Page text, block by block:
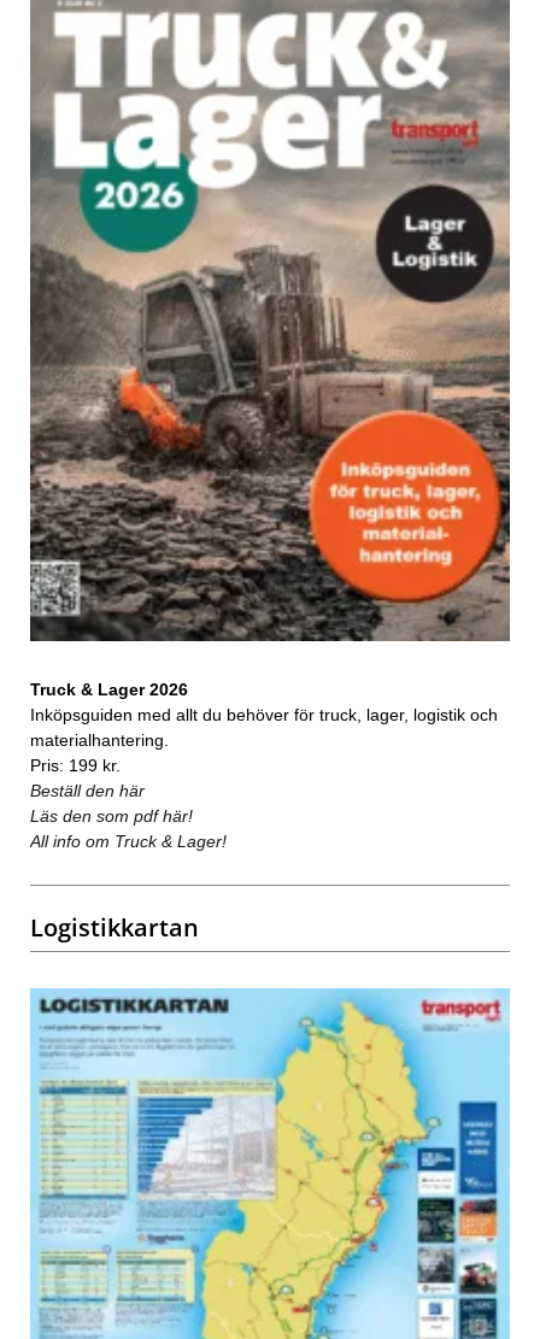
Truck & Lager 2026
Inköpsguiden med allt du behöver för truck, lager, logistik och
materialhantering.
Pris: 199 kr.
Beställ den här
Läs den som pdf här!
All info om Truck & Lager!
Logistikkartan